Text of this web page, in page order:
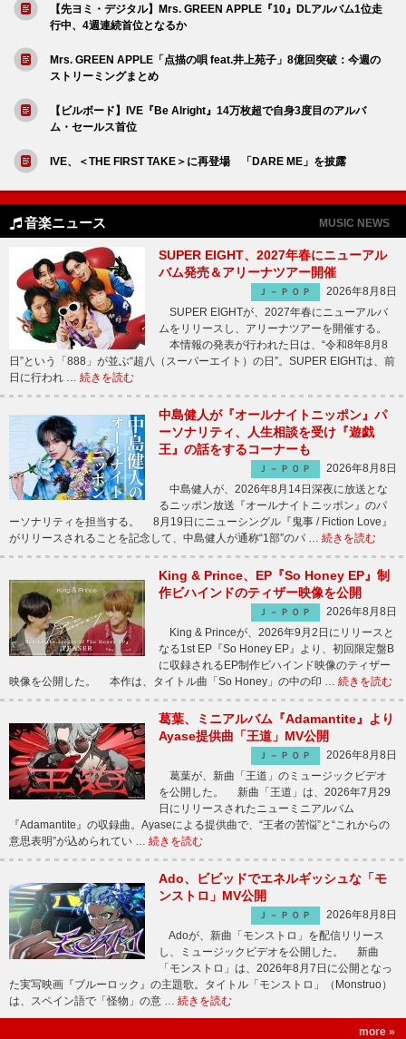
【先ヨミ・デジタル】Mrs. GREEN APPLE『10』DLアルバム1位走
行中、4週連続首位となるか
Mrs. GREEN APPLE「点描の唄 feat.井上苑子」8億回突破：今週の
ストリーミングまとめ
【ビルボード】IVE『Be Alright』14万枚超で自身3度目のアルバ
ム・セールス首位
IVE、＜THE FIRST TAKE＞に再登場 「DARE ME」を披露
音楽ニュース MUSIC NEWS
SUPER EIGHT、2027年春にニューアル
バム発売＆アリーナツアー開催
Ｊ－ＰＯＰ
2026年8月8日
SUPER EIGHTが、2027年春にニューアルバ
ムをリリースし、アリーナツアーを開催する。
本情報の発表が行われた日は、“令和8年8月8
日”という「888」が並ぶ“超八（スーパーエイト）の日”。SUPER EIGHTは、前
日に行われ … 続きを読む
中島健人が『オールナイトニッポン』パ
ーソナリティ、人生相談を受け『遊戯
王』の話をするコーナーも
Ｊ－ＰＯＰ
2026年8月8日
中島健人が、2026年8月14日深夜に放送とな
るニッポン放送『オールナイトニッポン』のパ
ーソナリティを担当する。 8月19日にニューシングル『鬼事 / Fiction Love』
がリリースされることを記念して、中島健人が通称“1部”のパ … 続きを読む
King & Prince、EP『So Honey EP』制
作ビハインドのティザー映像を公開
Ｊ－ＰＯＰ
2026年8月8日
King & Princeが、2026年9月2日にリリースと
なる1st EP『So Honey EP』より、初回限定盤B
に収録されるEP制作ビハインド映像のティザー
映像を公開した。 本作は、タイトル曲「So Honey」の中の印 … 続きを読む
葛葉、ミニアルバム『Adamantite』より
Ayase提供曲「王道」MV公開
Ｊ－ＰＯＰ
2026年8月8日
葛葉が、新曲「王道」のミュージックビデオ
を公開した。 新曲「王道」は、2026年7月29
日にリリースされたニューミニアルバム
『Adamantite』の収録曲。Ayaseによる提供曲で、“王者の苦悩”と“これからの
意思表明”が込められてい … 続きを読む
Ado、ビビッドでエネルギッシュな「モ
ンストロ」MV公開
Ｊ－ＰＯＰ
2026年8月8日
Adoが、新曲「モンストロ」を配信リリース
し、ミュージックビデオを公開した。 新曲
「モンストロ」は、2026年8月7日に公開となっ
た実写映画『ブルーロック』の主題歌。タイトル「モンストロ」（Monstruo）
は、スペイン語で「怪物」の意 … 続きを読む
more »